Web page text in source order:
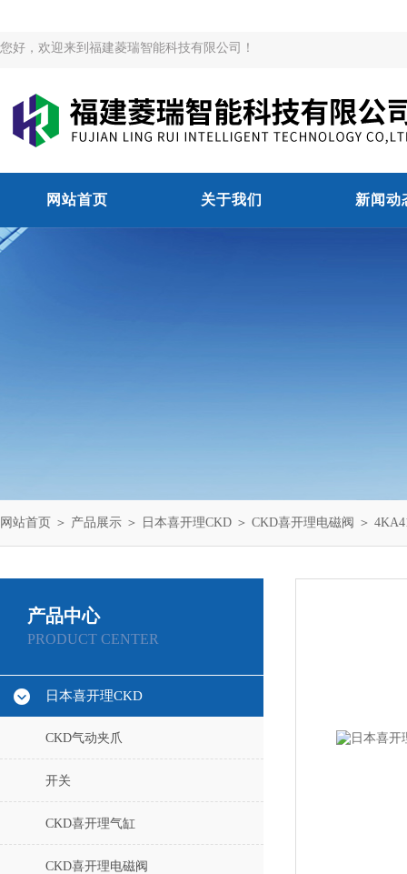
您好，欢迎来到福建菱瑞智能科技有限公司！
网站首页 关于我们 新闻动
网站首页 ＞ 产品展示 ＞ 日本喜开理CKD ＞ CKD喜开理电磁阀 ＞
产品中心
PRODUCT CENTER
日本喜开理CKD
CKD气动夹爪
开关
CKD喜开理气缸
CKD喜开理电磁阀